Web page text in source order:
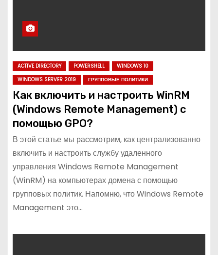
ACTIVE DIRECTORY POWERSHELL
WINDOWS 10
WINDOWS SERVER 2019
ГРУППОВЫЕ ПОЛИТИКИ
Как включить и настроить WinRM
(Windows Remote Management) с
помощью GPO?
В этой статье мы рассмотрим, как централизованно
включить и настроить службу удаленного
управления Windows Remote Management
(WinRM) на компьютерах домена с помощью
групповых политик. Напомню, что Windows Remote
Management это…